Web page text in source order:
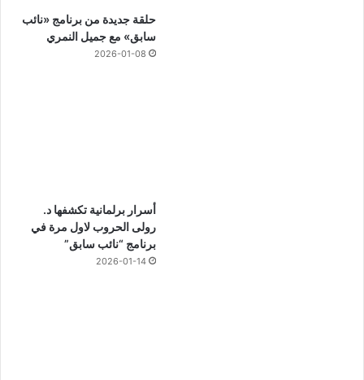
حلقة جديدة من برنامج «نائب
سابق» مع جميل النمري
2026-01-08
أسرار برلمانية تكشفها د.
رولى الحروب لاول مرة في
برنامج “نائب سابق”
2026-01-14